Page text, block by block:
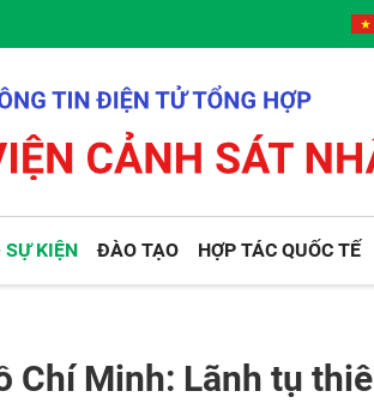
KIỆN ĐÀO TẠO HỢP TÁC QUỐC TẾ
Chí Minh: Lãnh tụ